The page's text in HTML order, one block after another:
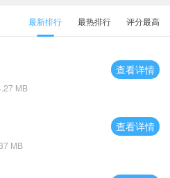
最新排行 最热排行 评分最高
MB
查看详情
MB
查看详情